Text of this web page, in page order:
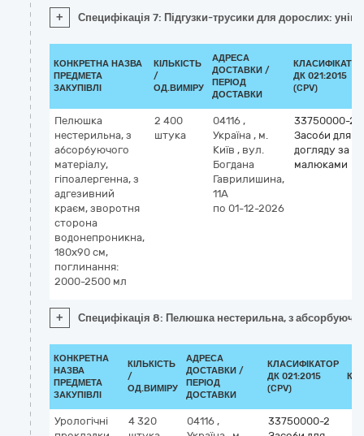
+ Специфікація 7: Підгузки-трусики для дорослих:
КОНКРЕТНА НАЗВА
ПРЕДМЕТА
ЗАКУПІВЛІ
КІЛЬКІСТЬ
/
ОД.ВИМІРУ
АДРЕСА
ДОСТАВКИ /
ПЕРІОД
ДОСТАВКИ
КЛАСИФІКАТОР
ДК 021:2015
(CPV)
Пелюшка
нестерильна, з
абсорбуючого
матеріалу,
гіпоалергенна, з
адгезивний
краєм, зворотня
сторона
водонепроникна,
180х90 см,
поглинання:
2000-2500 мл
2 400
штука
04116 ,
Україна , м.
Київ , вул.
Богдана
Гаврилишина,
11А
по 01-12-2026
33750000-2
Засоби для
догляду за
малюками
+ Специфікація 8: Пелюшка нестерильна, з
КОНКРЕТНА
НАЗВА
ПРЕДМЕТА
ЗАКУПІВЛІ
КІЛЬКІСТЬ
/
ОД.ВИМІРУ
АДРЕСА
ДОСТАВКИ /
ПЕРІОД
ДОСТАВКИ
КЛАСИФІКАТОР
ДК 021:2015
(CPV)
Урологічні
4 320
04116 ,
33750000-2